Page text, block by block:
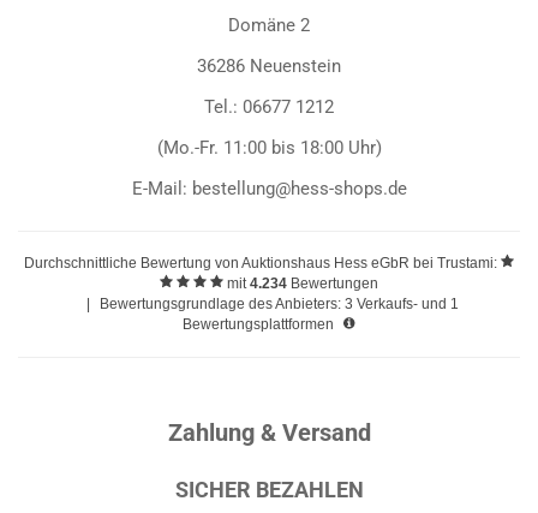
Domäne 2
36286 Neuenstein
Tel.: 06677 1212
(Mo.-Fr. 11:00 bis 18:00 Uhr)
E-Mail: bestellung@hess-shops.de
Durchschnittliche Bewertung von Auktionshaus Hess eGbR bei Trustami:
mit4.234 Bewertungen
Bewertungsgrundlage des Anbieters: 3 Verkaufs- und 1
Bewertungsplattformen
Zahlung & Versand
SICHER BEZAHLEN